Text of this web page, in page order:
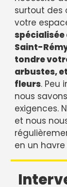
surtout des
votre
spécialisée
Saint-
tondre
arbustes,
fleurs. Peu
nous
exigences.
et nous
en un